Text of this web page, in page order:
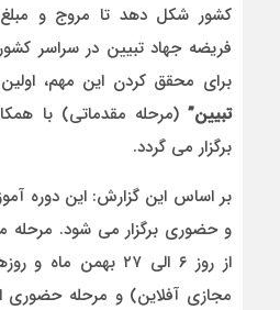
کشور شکل دهد تا مروج و
فریضه جهاد تبیین در سراسر
برای محقق کردن این مهم،
تبیین” (مرحله مقدماتی) با
برگزار می گردد.
بر اساس این گزارش: این دوره
و حضوری برگزار می شود. مرحله
از روز ۶ الی ۲۷